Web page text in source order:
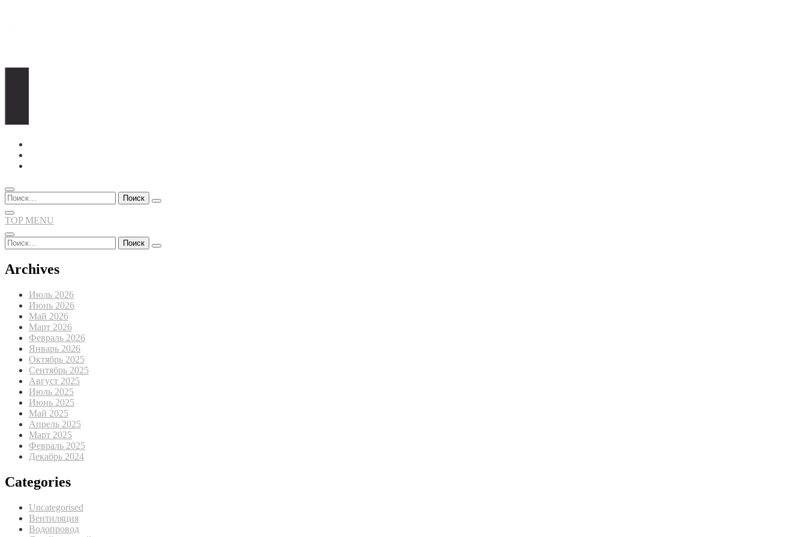
Перейти
содержимому
Найти:
TOP MENU
Найти:
Archives
Июль 2026
Июнь 2026
Май 2026
Март 2026
Февраль 2026
Январь 2026
Октябрь 2025
Сентябрь 2025
Август 2025
Июль 2025
Июнь 2025
Май 2025
Апрель 2025
Март 2025
Февраль 2025
Декабрь 2024
Categories
Uncategorised
Вентиляция
Водопровод